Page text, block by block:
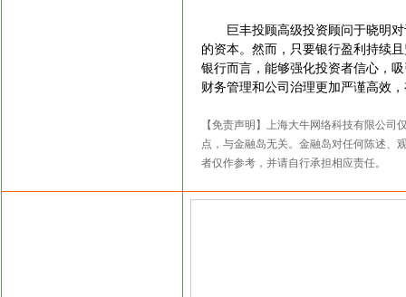
巨丰投顾高级投资顾问于晓明对
的资本。然而，只要银行盈利持续
银行而言，能够强化投资者信心，
财务管理和公司治理更加严谨高效
【免责声明】上海大牛网络科技有限公
点，与金融岛无关。金融岛对任何陈述、
者仅作参考，并请自行承担相应责任。